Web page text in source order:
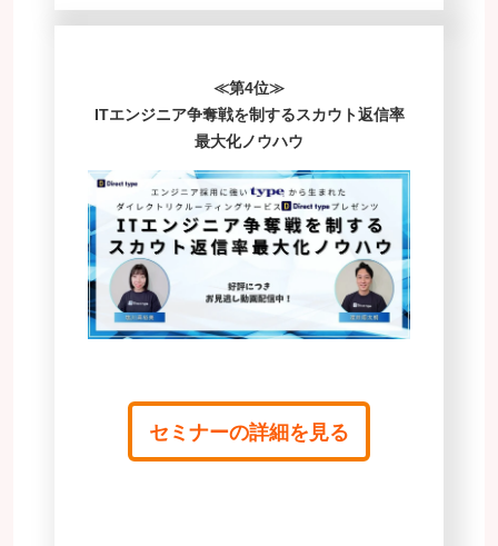
≪第4位≫
ITエンジニア争奪戦を制するスカウト返信率
最大化ノウハウ
セミナーの詳細を見る